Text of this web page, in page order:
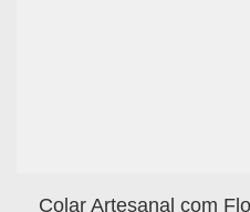
Colar Artesanal com